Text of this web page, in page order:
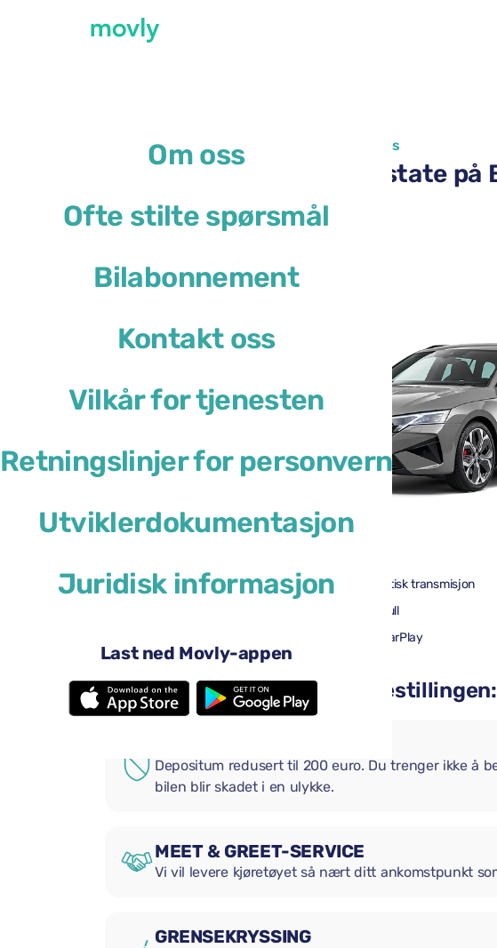
Om oss
Ofte stilte spørsmål
Bilabonnement
Kontakt oss
Vilkår for tjenesten
Retningslinjer for personvern
Utviklerdokumentasjon
Juridisk informasjon
Last ned Movly-appen
Alle tilgjengelige biler på Bologna flyplass
Leie av Skoda Octavia Estate
eller lignende
4 dører Automatisk transmisjon
Full til Full
Apple CarPlay
Bluetooth
Legg til praktiske tillegg i bestillingen:
Depositum redusert til 200 euro. Du trenger ikke å
bilen blir skadet i en ulykke.
MEET & GREET-SERVICE
Vi vil levere kjøretøyet så nært ditt ankomstpunkt
GRENSEKRYSSING